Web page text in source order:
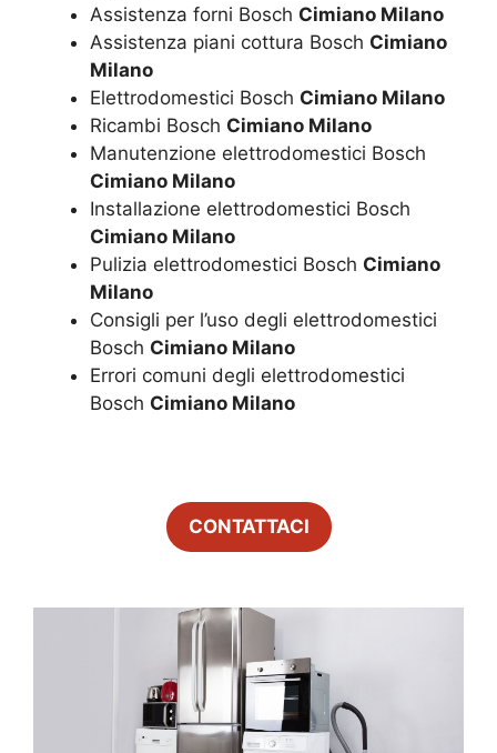
Assistenza forni Bosch Cimiano Milano
Assistenza piani cottura Bosch Cimiano
Milano
Elettrodomestici Bosch Cimiano Milano
Ricambi Bosch Cimiano Milano
Manutenzione elettrodomestici Bosch
Cimiano Milano
Installazione elettrodomestici Bosch
Cimiano Milano
Pulizia elettrodomestici Bosch Cimiano
Milano
Consigli per l’uso degli elettrodomestici
Bosch Cimiano Milano
Errori comuni degli elettrodomestici
Bosch Cimiano Milano
CONTATTACI